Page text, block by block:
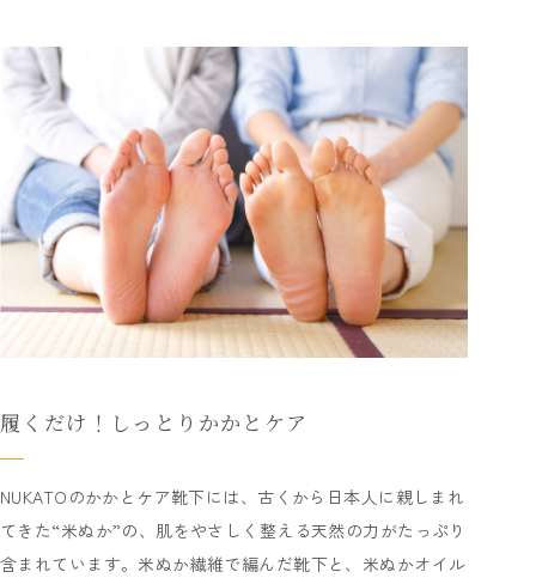
履くだけ！しっとりかかとケア
NUKATOのかかとケア靴下には、古くから日本人に親しまれ
てきた“米ぬか”の、肌をやさしく整える天然の力がたっぷり
含まれています。米ぬか繊維で編んだ靴下と、米ぬかオイル